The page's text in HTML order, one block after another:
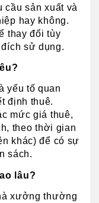
sản xuất và
hay không.
thay đổi tùy
sử dụng.
yếu tố quan
định thuê.
mức giá thuê,
theo thời gian
khác) để có sự
sách.
lâu?
xưởng thường